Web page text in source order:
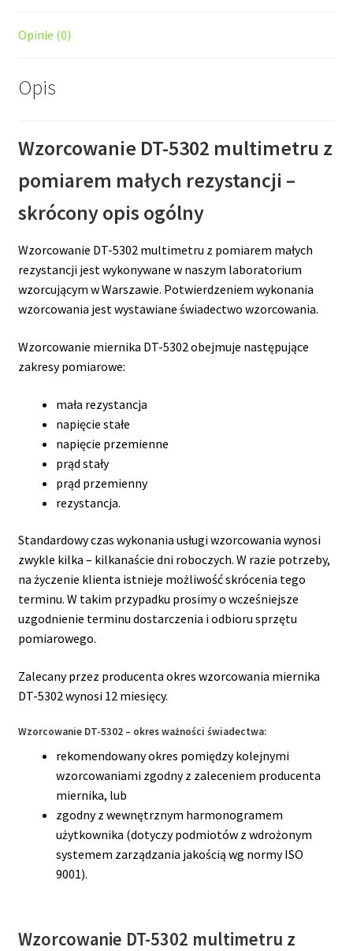
Opinie (0)
Opis
Wzorcowanie DT-5302 multimetru z
pomiarem małych rezystancji –
skrócony opis ogólny
Wzorcowanie DT-5302 multimetru z pomiarem małych
rezystancji jest wykonywane w naszym laboratorium
wzorcującym w Warszawie. Potwierdzeniem wykonania
wzorcowania jest wystawiane świadectwo wzorcowania.
Wzorcowanie miernika DT-5302 obejmuje następujące
zakresy pomiarowe:
mała rezystancja
napięcie stałe
napięcie przemienne
prąd stały
prąd przemienny
rezystancja.
Standardowy czas wykonania usługi wzorcowania wynosi
zwykle kilka – kilkanaście dni roboczych. W razie potrzeby,
na życzenie klienta istnieje możliwość skrócenia tego
terminu. W takim przypadku prosimy o wcześniejsze
uzgodnienie terminu dostarczenia i odbioru sprzętu
pomiarowego.
Zalecany przez producenta okres wzorcowania miernika
DT-5302 wynosi 12 miesięcy.
Wzorcowanie DT-5302 – okres ważności świadectwa:
rekomendowany okres pomiędzy kolejnymi
wzorcowaniami zgodny z zaleceniem producenta
miernika, lub
zgodny z wewnętrznym harmonogramem
użytkownika (dotyczy podmiotów z wdrożonym
systemem zarządzania jakością wg normy ISO
9001).
Wzorcowanie DT-5302 multimetru z